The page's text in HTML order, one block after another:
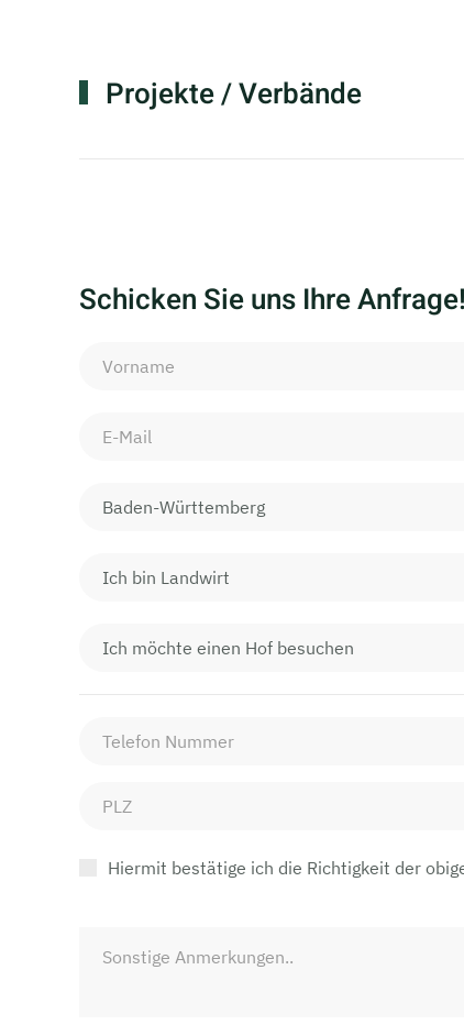
Projekte / Verbände
Schicken Sie uns Ihre Anfrage!
Hiermit bestätige ich die Richtigkeit der